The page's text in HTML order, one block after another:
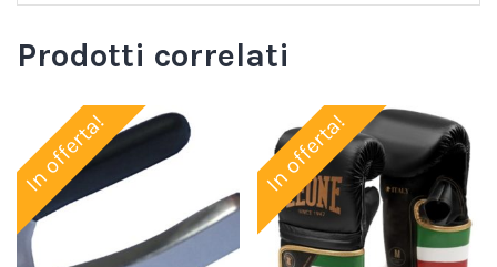
Prodotti correlati
In offerta! In offerta!